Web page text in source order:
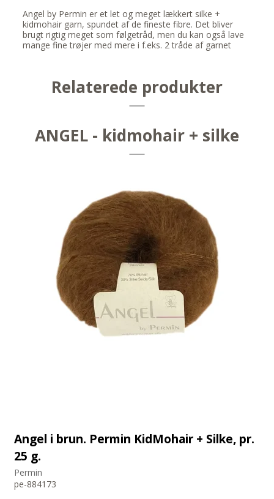
Angel by Permin er et let og meget lækkert silke +
kidmohair garn, spundet af de fineste fibre. Det bliver
brugt rigtig meget som følgetråd, men du kan også lave
mange fine trøjer med mere i f.eks. 2 tråde af garnet
Relaterede produkter
ANGEL - kidmohair + silke
Angel i brun. Permin KidMohair + Silke, pr.
25 g.
Permin
pe-884173